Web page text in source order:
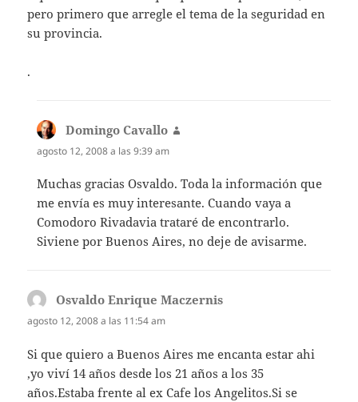
pero primero que arregle el tema de la seguridad en
su provincia.
.
Domingo Cavallo
agosto 12, 2008 a las 9:39 am
Muchas gracias Osvaldo. Toda la información que
me envía es muy interesante. Cuando vaya a
Comodoro Rivadavia trataré de encontrarlo.
Siviene por Buenos Aires, no deje de avisarme.
Osvaldo Enrique Maczernis
agosto 12, 2008 a las 11:54 am
Si que quiero a Buenos Aires me encanta estar ahi
,yo viví 14 años desde los 21 años a los 35
años.Estaba frente al ex Cafe los Angelitos.Si se